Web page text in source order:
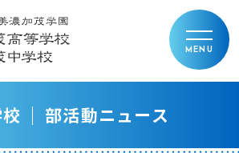
部活動ニュース